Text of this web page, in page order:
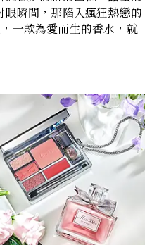
瞬間，那陷入瘋狂熱戀的
一款為愛而生的香水，就